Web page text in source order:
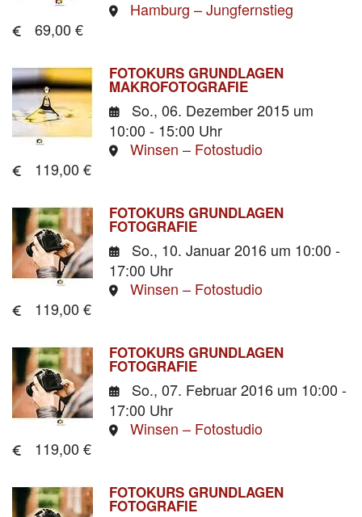
Hamburg – Jungfernstieg
69,00 €
FOTOKURS GRUNDLAGEN
MAKROFOTOGRAFIE
So., 06. Dezember 2015 um
10:00 - 15:00 Uhr
Winsen – Fotostudio
119,00 €
FOTOKURS GRUNDLAGEN
FOTOGRAFIE
So., 10. Januar 2016 um 10:00 -
17:00 Uhr
Winsen – Fotostudio
119,00 €
FOTOKURS GRUNDLAGEN
FOTOGRAFIE
So., 07. Februar 2016 um 10:00 -
17:00 Uhr
Winsen – Fotostudio
119,00 €
FOTOKURS GRUNDLAGEN
FOTOGRAFIE